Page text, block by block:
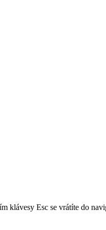
klávesy Esc se vrátíte do